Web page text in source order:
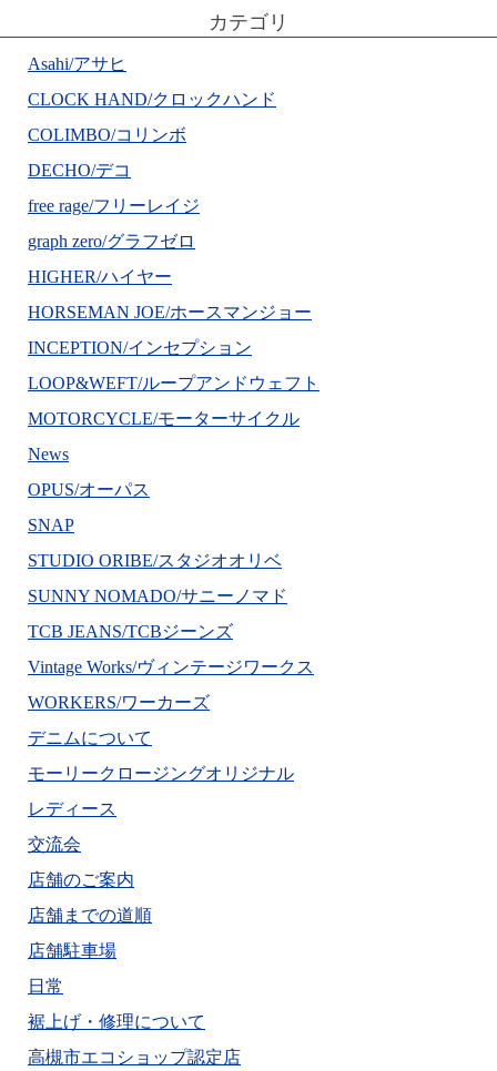
カテゴリ
Asahi/アサヒ
CLOCK HAND/クロックハンド
COLIMBO/コリンボ
DECHO/デコ
free rage/フリーレイジ
graph zero/グラフゼロ
HIGHER/ハイヤー
HORSEMAN JOE/ホースマンジョー
INCEPTION/インセプション
LOOP&WEFT/ループアンドウェフト
MOTORCYCLE/モーターサイクル
News
OPUS/オーパス
SNAP
STUDIO ORIBE/スタジオオリベ
SUNNY NOMADO/サニーノマド
TCB JEANS/TCBジーンズ
Vintage Works/ヴィンテージワークス
WORKERS/ワーカーズ
デニムについて
モーリークロージングオリジナル
レディース
交流会
店舗のご案内
店舗までの道順
店舗駐車場
日常
裾上げ・修理について
高槻市エコショップ認定店